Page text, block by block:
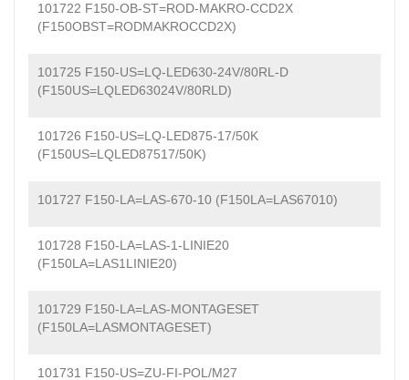
101722 F150-OB-ST=ROD-MAKRO-CCD2X
(F150OBST=RODMAKROCCD2X)
101725 F150-US=LQ-LED630-24V/80RL-D
(F150US=LQLED63024V/80RLD)
101726 F150-US=LQ-LED875-17/50K
(F150US=LQLED87517/50K)
101727 F150-LA=LAS-670-10 (F150LA=LAS67010)
101728 F150-LA=LAS-1-LINIE20
(F150LA=LAS1LINIE20)
101729 F150-LA=LAS-MONTAGESET
(F150LA=LASMONTAGESET)
101731 F150-US=ZU-FI-POL/M27